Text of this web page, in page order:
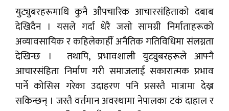
युट्युबरहरूमाथि कुनै औपचारिक आचारसंहिताको दबाब
देखिदैन । यसले गर्दा धेरै जसो सामग्री निर्माताहरूको
अव्यावसायिक र कहिलेकाहीँ अनैतिक गतिविधिमा संलग्नता
देखिन्छ । तथापि, प्रभावशाली युट्युबरहरूले आफ्नै
आचारसंहिता निर्माण गरी समाजलाई सकारात्मक प्रभाव
पार्ने कोसिस गरेका उदाहरण पनि प्रसस्तै मात्रामा देख्न
सकिन्छन् । जस्तै वर्तमान अवस्थामा नेपालका टकं दाहाल र